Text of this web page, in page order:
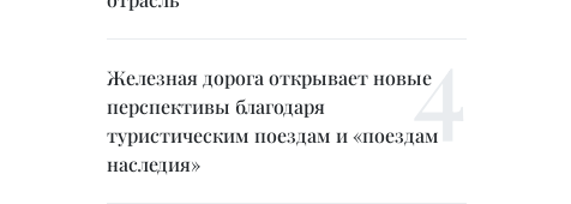
Железная дорога открывает новые
перспективы благодаря
туристическим поездам и «поездам
наследия»